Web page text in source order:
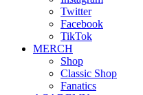
Twitter
Facebook
TikTok
MERCH
Shop
Classic Shop
Fanatics